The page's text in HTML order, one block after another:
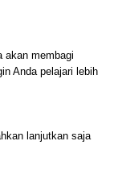
akan membagi
Anda pelajari lebih
lanjutkan saja